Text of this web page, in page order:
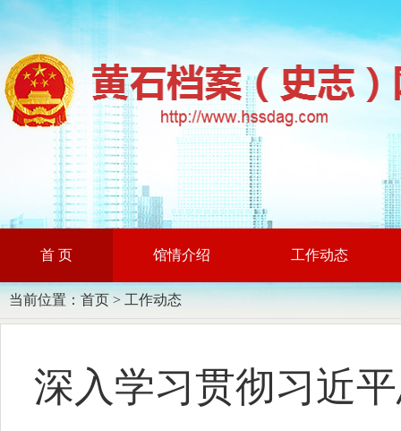
首 页 馆情介绍 工作动态
当前位置： 首页 > 工作动态
深入学习贯彻习近